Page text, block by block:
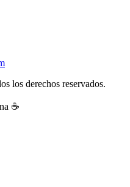
los derechos reservados.
☕